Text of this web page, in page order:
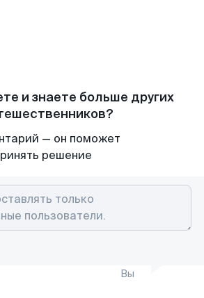
и знаете больше других
— он поможет
решение
Вы